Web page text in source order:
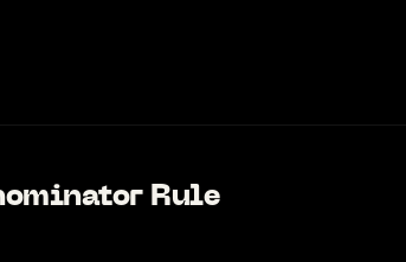
Rule